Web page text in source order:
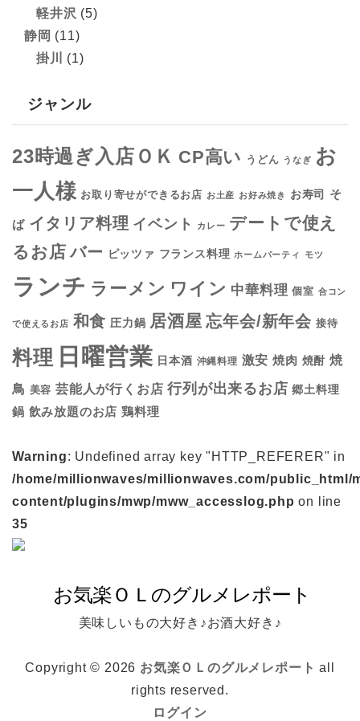
軽井沢 (5)
静岡 (11)
掛川
(1)
ジャンル
23時過ぎ入店ＯＫ CP高い うどん うなぎ お
一人様 お取り寄せができるお店 お土産 お好み焼き お寿司 そ
ば イタリア料理 イベント カレー デートで使え
るお店 バー ピッツァ フランス料理 ホームパーティ モツ
ランチ ラーメン ワイン 中華料理 個室 合コン
で使えるお店 和食 圧力鍋 居酒屋 忘年会/新年会 接待
料理 日曜営業 日本酒 沖縄料理 激安 焼肉 焼酎 焼
鳥 美容 芸能人が行くお店 行列が出来るお店 郷土料理
鍋 飲み放題のお店 鶏料理
Warning: Undefined array key "HTTP_REFERER" in
/home/millionwaves/millionwaves.com/public_html/
content/plugins/mwp/mww_accesslog.php on line
35
美味しいもの大好き♪お酒大好き♪
Copyright © 2026 お気楽ＯＬのグルメレポート all
rights reserved.
ログイン